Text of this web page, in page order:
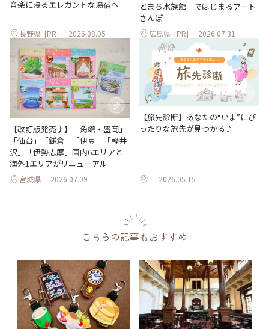
音楽に浸るエレガントな湯宿へ
長野県 [PR] 2026.08.05
とまち水族館」ではじまるアート
さんぽ
広島県 [PR] 2026.07.31
【改訂版発売♪】「角館・盛岡」
「仙台」「鎌倉」「伊豆」「軽井
沢」「伊勢志摩」国内6エリアと
海外1エリアがリニューアル
宮城県 2026.07.09
【旅先診断】あなたの“いま”にぴ
ったりな旅先が見つかる♪
2026.05.15
こちらの記事もおすすめ